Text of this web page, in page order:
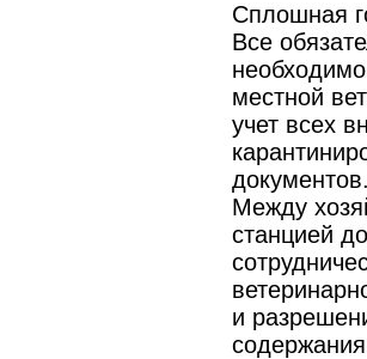
Сплошная
Все
местной
учет всех
Между
станцией
и